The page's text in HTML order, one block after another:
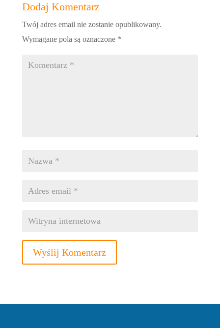
Dodaj Komentarz
Twój adres email nie zostanie opublikowany.
Wymagane pola są oznaczone *
Wyślij Komentarz